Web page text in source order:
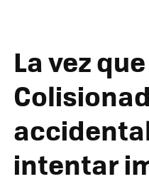
La vez
intentar